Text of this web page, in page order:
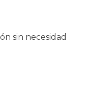
sin necesidad